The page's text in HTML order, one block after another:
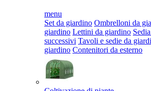
menu
Set da giardino Ombrelloni da
giardino Lettini da giardino
successivi Tavoli e sedie da
giardino Contenitori da esterno